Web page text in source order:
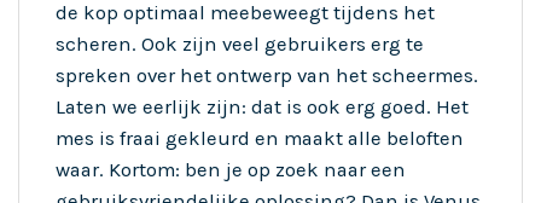
de kop optimaal meebeweegt tijdens het
scheren. Ook zijn veel gebruikers erg te
spreken over het ontwerp van het scheermes.
Laten we eerlijk zijn: dat is ook erg goed. Het
mes is fraai gekleurd en maakt alle beloften
waar. Kortom: ben je op zoek naar een